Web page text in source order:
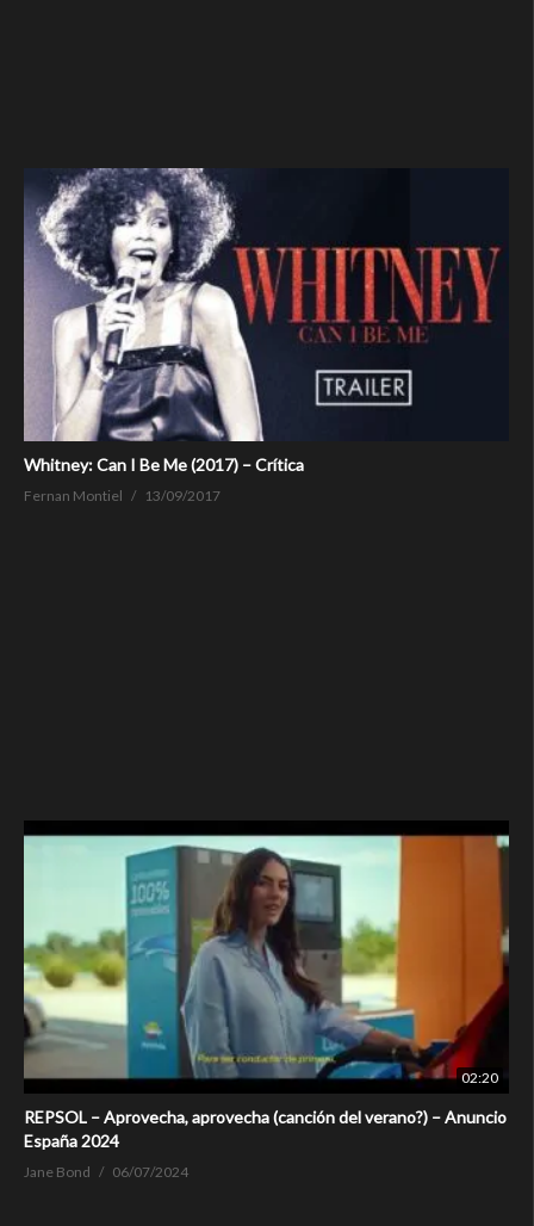
Whitney: Can I Be Me (2017) – Crítica
Fernan Montiel 13/09/2017
02:20
REPSOL – Aprovecha, aprovecha (canción del verano?) – Anuncio
España 2024
Jane Bond 06/07/2024